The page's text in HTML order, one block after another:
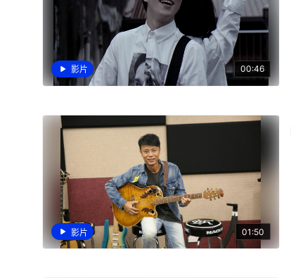
影片 00:46
影片 01:50